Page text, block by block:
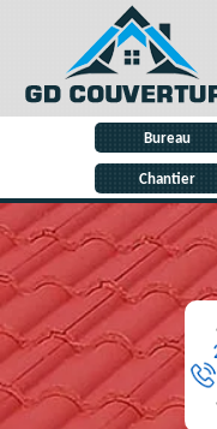
Bureau
Chantier